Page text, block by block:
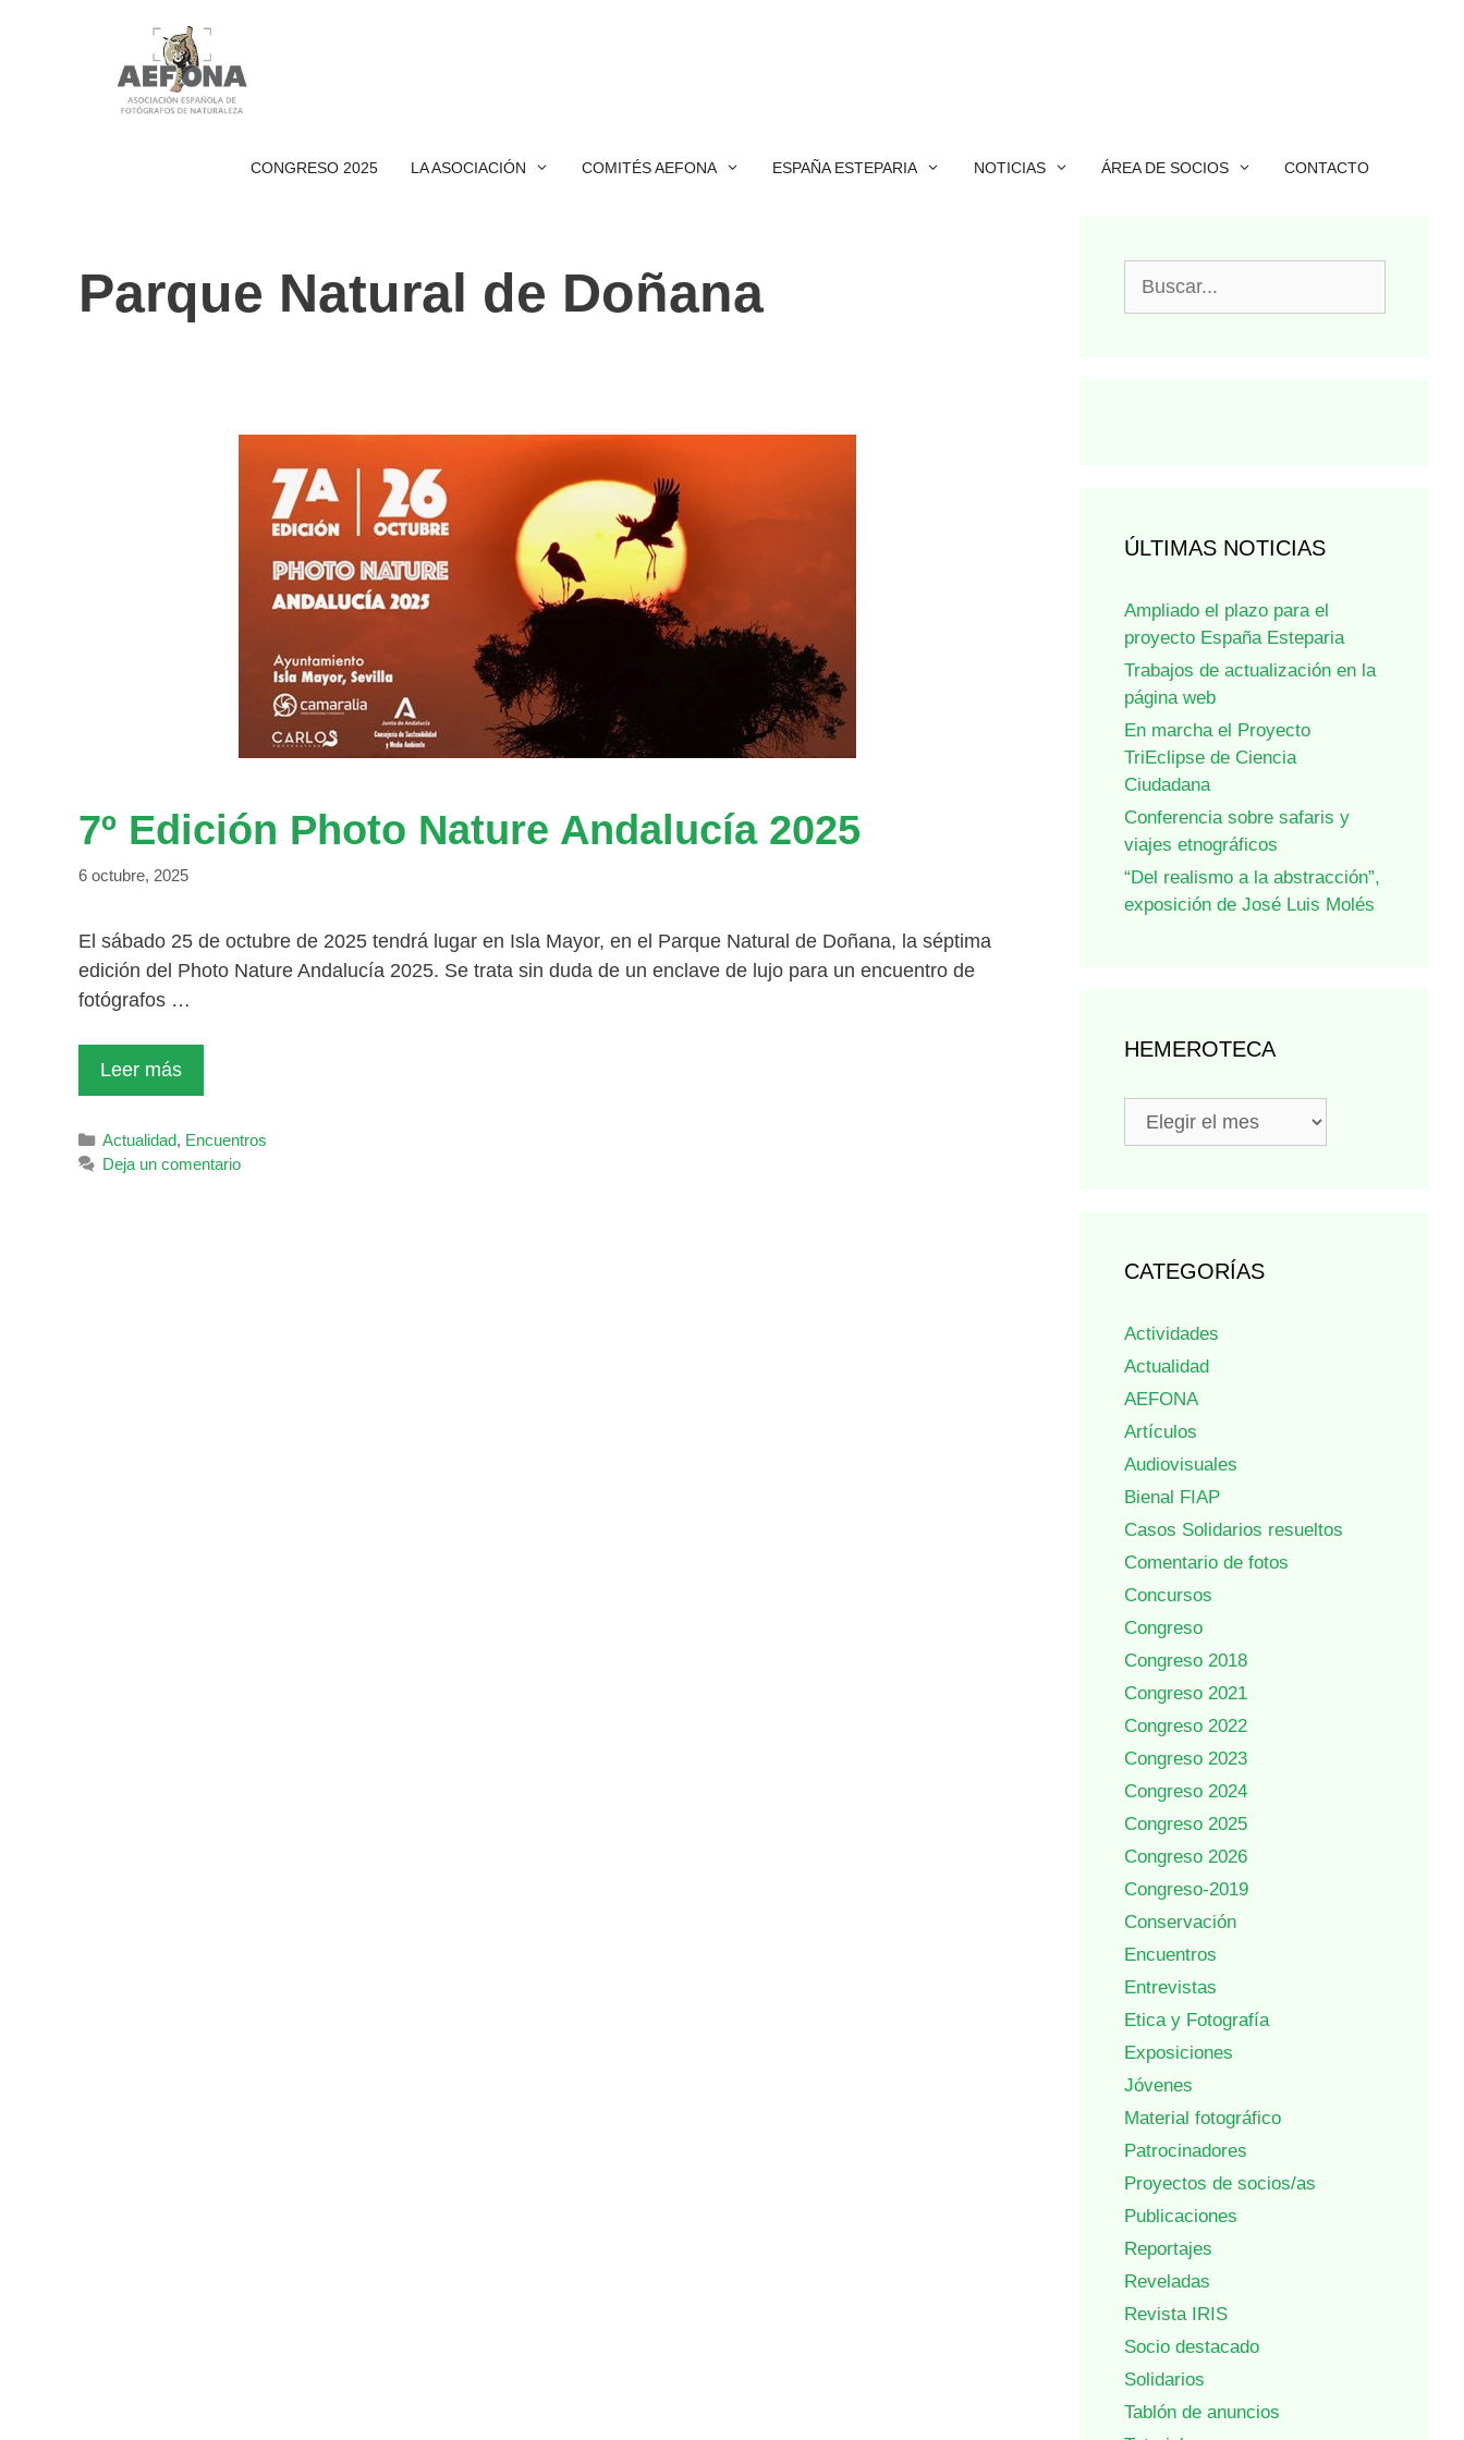
CONGRESO 2025 LA ASOCIACIÓN COMITÉS AEFONA ESPAÑA ESTEPARIA NOTICIAS ÁREA DE SOCIOS CONTACTO
Parque Natural de Doñana
7º Edición Photo Nature Andalucía 2025
6 octubre, 2025
El sábado 25 de octubre de 2025 tendrá lugar en Isla Mayor, en el Parque Natural de Doñana, la séptima
edición del Photo Nature Andalucía 2025. Se trata sin duda de un enclave de lujo para un encuentro de
fotógrafos …
Leer más
Categorías
Actualidad, Encuentros
Deja un comentario
ÚLTIMAS NOTICIAS
Ampliado el plazo para el
proyecto España Esteparia
Trabajos de actualización en la
página web
En marcha el Proyecto
TriEclipse de Ciencia
Ciudadana
Conferencia sobre safaris y
viajes etnográficos
“Del realismo a la abstracción”,
exposición de José Luis Molés
HEMEROTECA
Hemeroteca
CATEGORÍAS
Actividades
Actualidad
AEFONA
Artículos
Audiovisuales
Bienal FIAP
Casos Solidarios resueltos
Comentario de fotos
Concursos
Congreso
Congreso 2018
Congreso 2021
Congreso 2022
Congreso 2023
Congreso 2024
Congreso 2025
Congreso 2026
Congreso-2019
Conservación
Encuentros
Entrevistas
Etica y Fotografía
Exposiciones
Jóvenes
Material fotográfico
Patrocinadores
Proyectos de socios/as
Publicaciones
Reportajes
Reveladas
Revista IRIS
Socio destacado
Solidarios
Tablón de anuncios